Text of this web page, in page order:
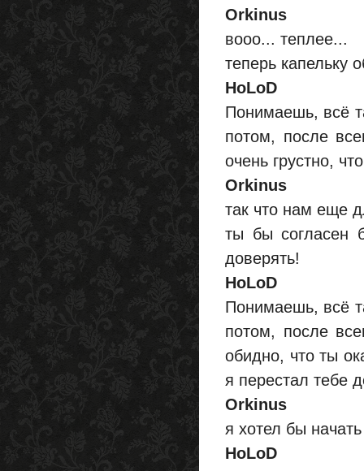
Orkinus
вооо... теплее...
теперь капельку
HoLoD
Понимаешь, всё
потом, после
очень грустно,
Orkinus
так что нам еще
ты бы согласен
доверять!
HoLoD
Понимаешь, всё
потом, после
обидно, что ты
я перестал тебе
Orkinus
я хотел бы
HoLoD